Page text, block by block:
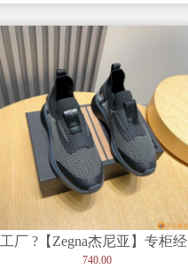
工厂 ?【Zegna杰尼亚】专柜经
典休闲鞋，以细节和创造力
740.00